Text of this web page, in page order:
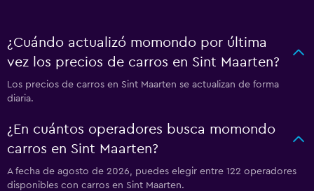
¿Cuándo actualizó momondo por última
vez los precios de carros en Sint Maarten?
Los precios de carros en Sint Maarten se actualizan de forma
diaria.
¿En cuántos operadores busca momondo
carros en Sint Maarten?
A fecha de agosto de 2026, puedes elegir entre 122 operadores
disponibles con carros en Sint Maarten.